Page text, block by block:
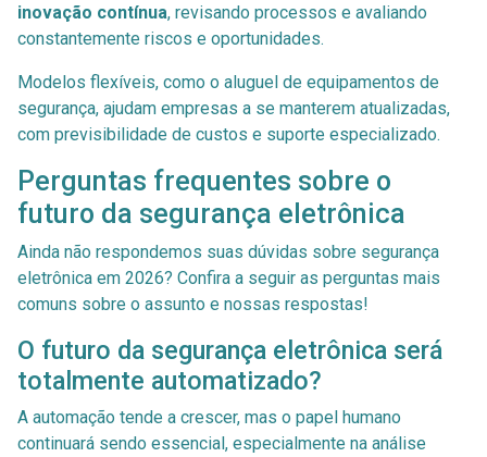
inovação contínua, revisando processos e avaliando
constantemente riscos e oportunidades.
Modelos flexíveis, como o aluguel de equipamentos de
segurança, ajudam empresas a se manterem atualizadas,
com previsibilidade de custos e suporte especializado.
Perguntas frequentes sobre o
futuro da segurança eletrônica
Ainda não respondemos suas dúvidas sobre segurança
eletrônica em 2026? Confira a seguir as perguntas mais
comuns sobre o assunto e nossas respostas!
O futuro da segurança eletrônica será
totalmente automatizado?
A automação tende a crescer, mas o papel humano
continuará sendo essencial, especialmente na análise